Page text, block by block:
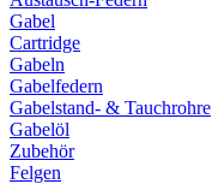
Gabel
Cartridge
Gabeln
Gabelfedern
Gabelstand- & Tauchrohre
Gabelöl
Zubehör
Felgen